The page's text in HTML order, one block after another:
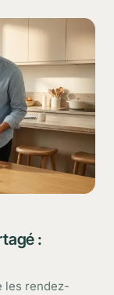
:
les rendez-